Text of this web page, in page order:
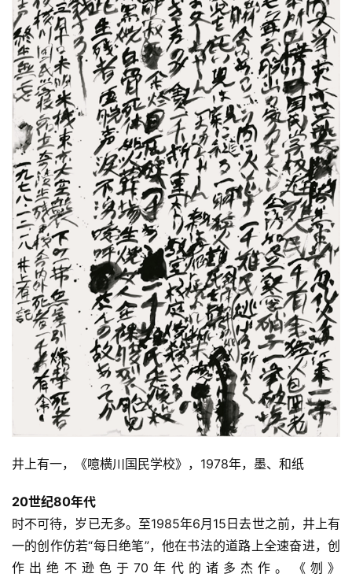
井上有一，《噫横川国民学校》，1978年，墨、和纸
20世纪80年代
时不可待，岁已无多。至1985年6月15日去世之前，井上有
一的创作仿若“每日绝笔”，他在书法的道路上全速奋进，创
作出绝不逊色于70年代的诸多杰作。《刎》